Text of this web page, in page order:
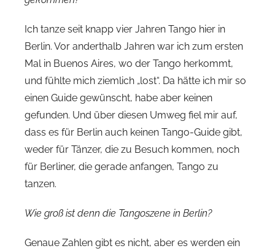
Ich tanze seit knapp vier Jahren Tango hier in
Berlin. Vor anderthalb Jahren war ich zum ersten
Mal in Buenos Aires, wo der Tango herkommt,
und fühlte mich ziemlich „lost“. Da hätte ich mir so
einen Guide gewünscht, habe aber keinen
gefunden. Und über diesen Umweg fiel mir auf,
dass es für Berlin auch keinen Tango-Guide gibt,
weder für Tänzer, die zu Besuch kommen, noch
für Berliner, die gerade anfangen, Tango zu
tanzen.
Wie groß ist denn die Tangoszene in Berlin?
Genaue Zahlen gibt es nicht, aber es werden ein